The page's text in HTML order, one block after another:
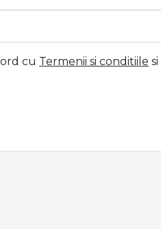
cu Termenii si conditiile si